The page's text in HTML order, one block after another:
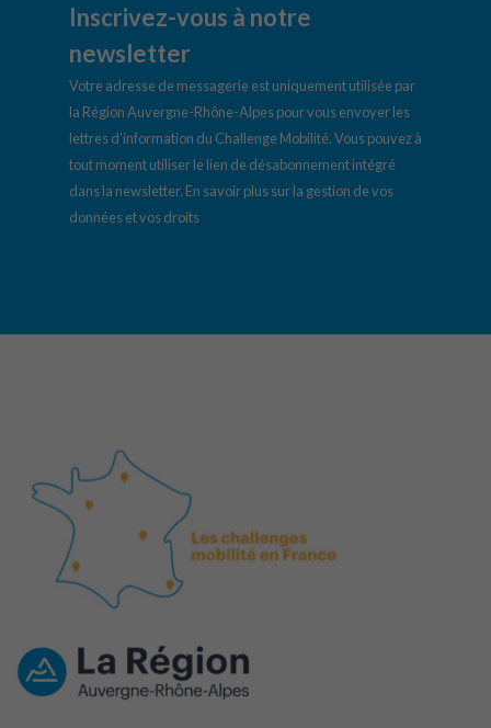
Inscrivez-vous à notre
newsletter
Votre adresse de messagerie est uniquement utilisée par
la Région Auvergne-Rhône-Alpes pour vous envoyer les
lettres d’information du Challenge Mobilité. Vous pouvez à
tout moment utiliser le lien de désabonnement intégré
dans la newsletter. En savoir plus sur la gestion de vos
données et vos droits